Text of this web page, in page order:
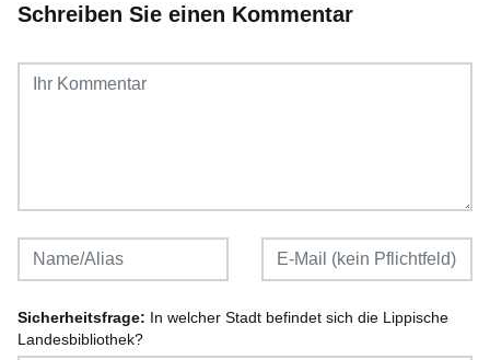
Schreiben Sie einen Kommentar
Sicherheitsfrage: In welcher Stadt befindet sich die Lippische
Landesbibliothek?